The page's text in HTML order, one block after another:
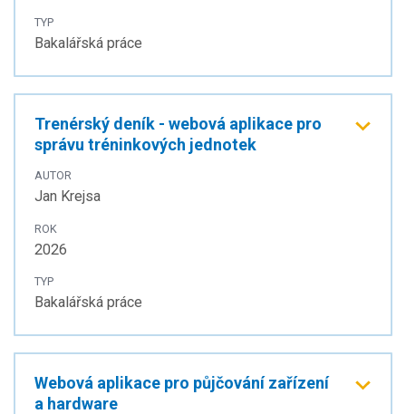
TYP
Bakalářská práce
Trenérský deník - webová aplikace pro
správu tréninkových jednotek
AUTOR
Jan Krejsa
ROK
2026
TYP
Bakalářská práce
Webová aplikace pro půjčování zařízení
a hardware